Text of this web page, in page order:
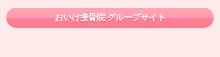
おいけ接骨院 グループサイト